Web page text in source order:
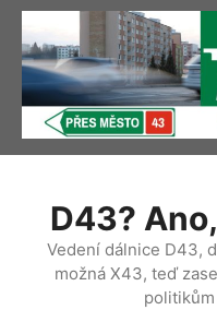
Přeskočit
obsah
D43?
Vedení dálnice D43,
možná X43, teď